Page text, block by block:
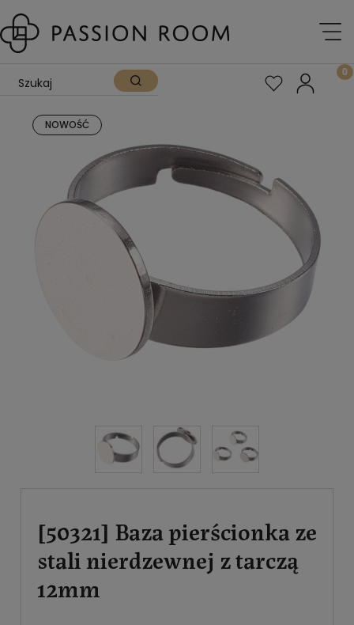
NOWOŚĆ
[50321] Baza pierścionka ze
stali nierdzewnej z tarczą
12mm